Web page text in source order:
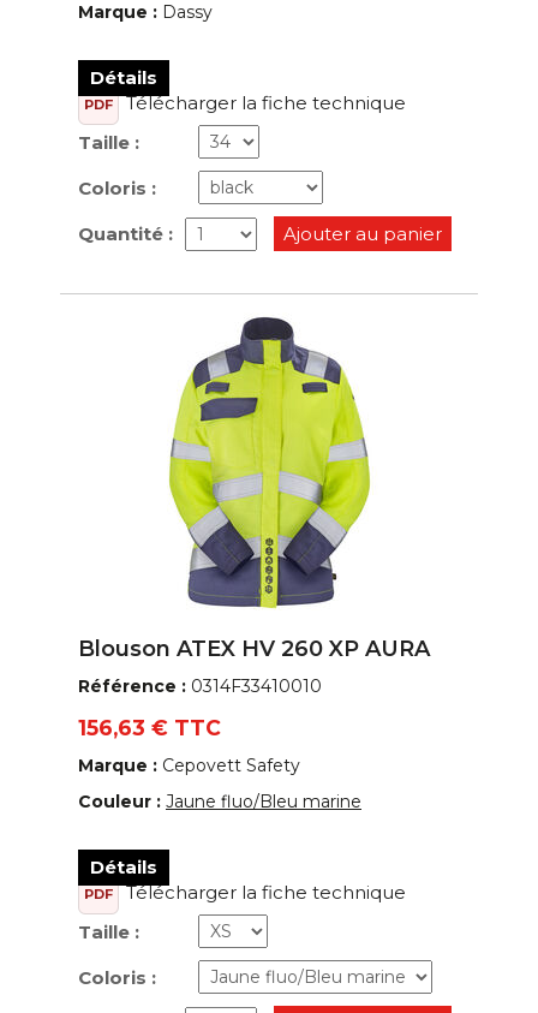
Marque : Dassy
Détails
PDF
Télécharger la fiche technique
Taille :
Coloris :
Quantité : Ajouter au panier
Blouson ATEX HV 260 XP AURA
Référence : 0314F33410010
156,63 € TTC
Marque : Cepovett Safety
Couleur : Jaune fluo/Bleu marine
Détails
PDF
Télécharger la fiche technique
Taille :
Coloris :